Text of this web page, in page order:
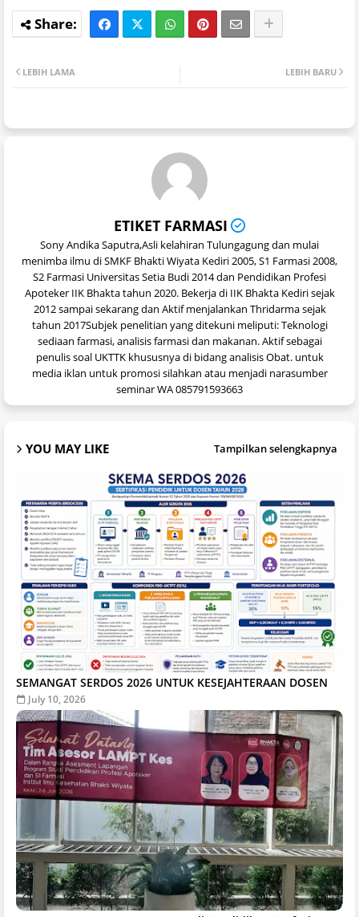
LEBIH BARU
LEBIH LAMA
ETIKET FARMASI
Sony Andika Saputra,Asli kelahiran Tulungagung dan mulai
menimba ilmu di SMKF Bhakti Wiyata Kediri 2005, S1 Farmasi 2008,
S2 Farmasi Universitas Setia Budi 2014 dan Pendidikan Profesi
Apoteker IIK Bhakta tahun 2020. Bekerja di IIK Bhakta Kediri sejak
2012 sampai sekarang dan Aktif menjalankan Thridarma sejak
tahun 2017Subjek penelitian yang ditekuni meliputi: Teknologi
sediaan farmasi, analisis farmasi dan makanan. Aktif sebagai
penulis soal UKTTK khususnya di bidang analisis Obat. untuk
media iklan untuk promosi silahkan atau menjadi narasumber
seminar WA 085791593663
YOU MAY LIKE Tampilkan selengkapnya
SEMANGAT SERDOS 2026 UNTUK KESEJAHTERAAN DOSEN
July 10, 2026